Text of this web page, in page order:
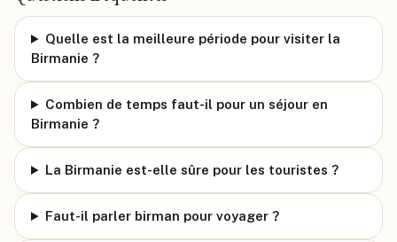
Quelle est la meilleure période pour visiter la
Birmanie ?
Combien de temps faut-il pour un séjour en
Birmanie ?
La Birmanie est-elle sûre pour les touristes ?
Faut-il parler birman pour voyager ?